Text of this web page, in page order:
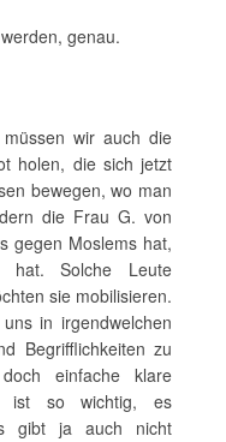
genau.
wir auch die
holen, die sich jetzt
bewegen, wo man
die Frau G. von
gegen Moslems hat,
hat. Solche Leute
sie mobilisieren.
in irgendwelchen
Begrifflichkeiten zu
einfache klare
ist so wichtig, es
gibt ja auch nicht